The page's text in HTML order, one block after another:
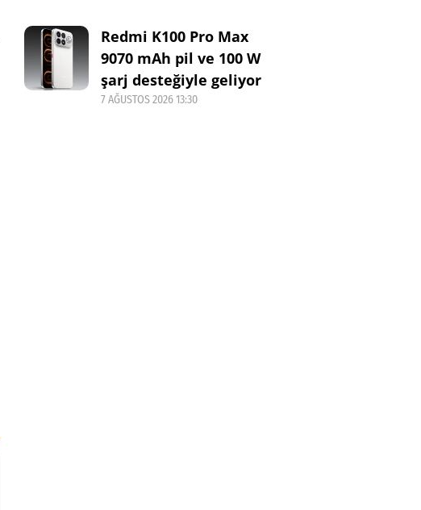
Redmi K100 Pro Max
9070 mAh pil ve 100 W
şarj desteğiyle geliyor
7 AĞUSTOS 2026 13:30